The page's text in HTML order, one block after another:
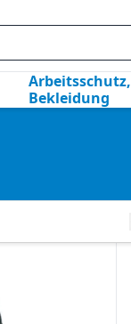
Arbeitsschutz,
Bekleidung